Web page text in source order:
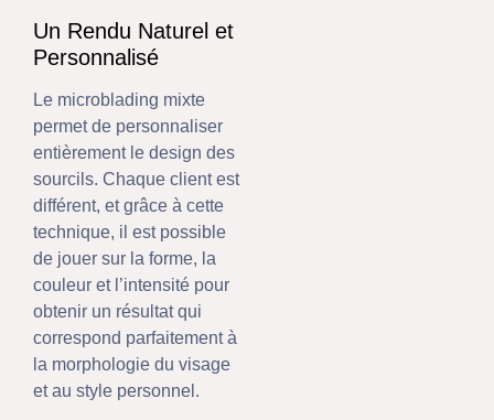
Un Rendu Naturel et
Personnalisé
Le microblading mixte
permet de personnaliser
entièrement le design des
sourcils. Chaque client est
différent, et grâce à cette
technique, il est possible
de jouer sur la forme, la
couleur et l’intensité pour
obtenir un résultat qui
correspond parfaitement à
la morphologie du visage
et au style personnel.